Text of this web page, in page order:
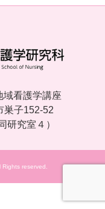
看護学講座
子152-52
研究室４）
reserved.